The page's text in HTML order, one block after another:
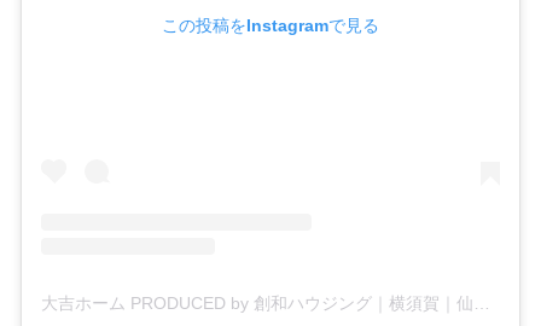
この投稿をInstagramで見る